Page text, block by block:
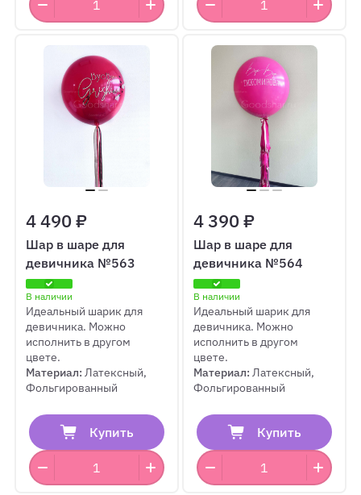
4 490 ₽
Шар в шаре для
девичника №563
В наличии
Идеальный шарик для
девичника. Можно
исполнить в другом
цвете.
Материал:Латексный,
Фольгированный
Купить
4 390 ₽
Шар в шаре для
девичника №564
В наличии
Идеальный шарик для
девичника. Можно
исполнить в другом
цвете.
Материал:Латексный,
Фольгированный
Купить